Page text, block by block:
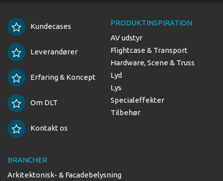
Kundecases
Leverandører
Erfaring & Koncept
Om DLT
Kontakt os
PRODUKTINSPIRATION
AV udstyr
Flightcase & Transport
Hardware, Scene & Truss
Lyd
Lys
Specialeffekter
Tilbehør
BRANCHER
Arkitektonisk- & Facadebelysning